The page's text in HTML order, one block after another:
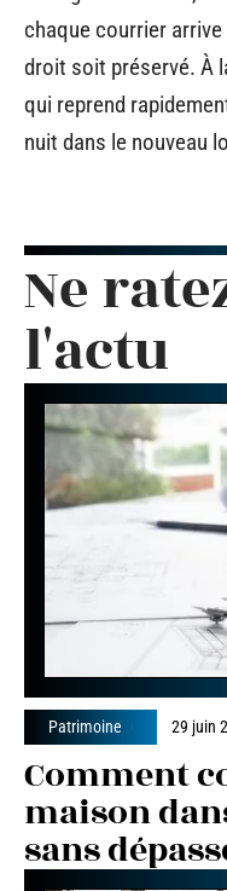
chaque courrier
droit soit préservé. À
qui reprend
nuit dans le nouveau
Ne
l'actu
Patrimoine 29 juin
Comment
maison
sans